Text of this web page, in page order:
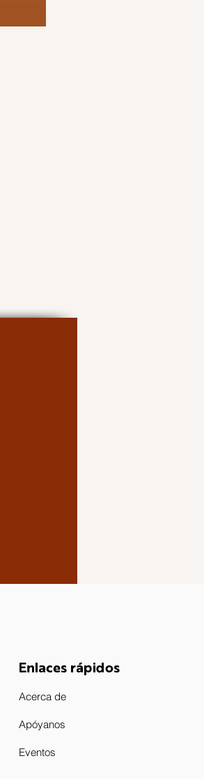
Enlaces rápidos
Acerca de
Apóyanos
Eventos